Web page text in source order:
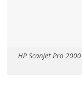
HP ScanJet Pro